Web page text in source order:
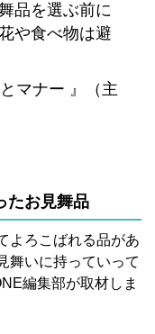
品を選ぶ前に
や食べ物は避
マナー 』（主
たお見舞品
よろこばれる品があ
舞いに持っていって
編集部が取材しま